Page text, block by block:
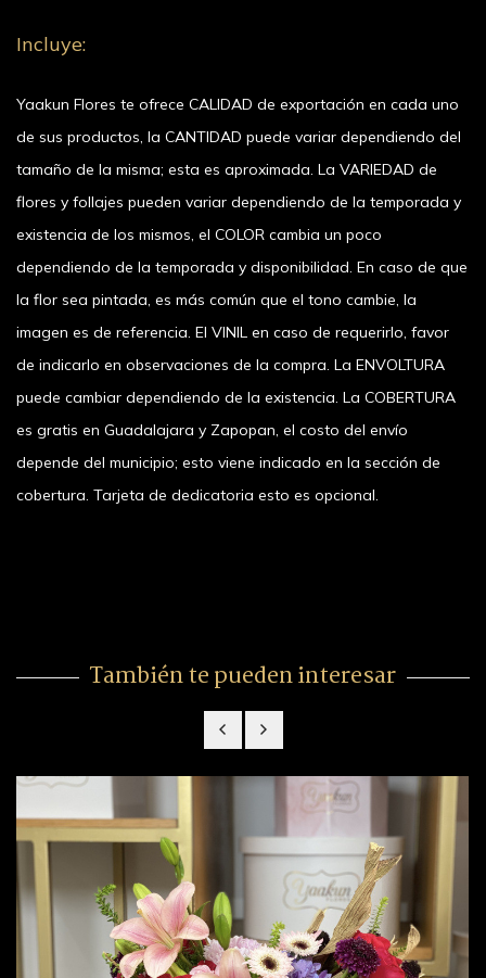
Incluye:
Yaakun Flores te ofrece CALIDAD de exportación en cada uno
de sus productos, la CANTIDAD puede variar dependiendo del
tamaño de la misma; esta es aproximada. La VARIEDAD de
flores y follajes pueden variar dependiendo de la temporada y
existencia de los mismos, el COLOR cambia un poco
dependiendo de la temporada y disponibilidad. En caso de que
la flor sea pintada, es más común que el tono cambie, la
imagen es de referencia. El VINIL en caso de requerirlo, favor
de indicarlo en observaciones de la compra. La ENVOLTURA
puede cambiar dependiendo de la existencia. La COBERTURA
es gratis en Guadalajara y Zapopan, el costo del envío
depende del municipio; esto viene indicado en la sección de
cobertura. Tarjeta de dedicatoria esto es opcional.
También te pueden interesar